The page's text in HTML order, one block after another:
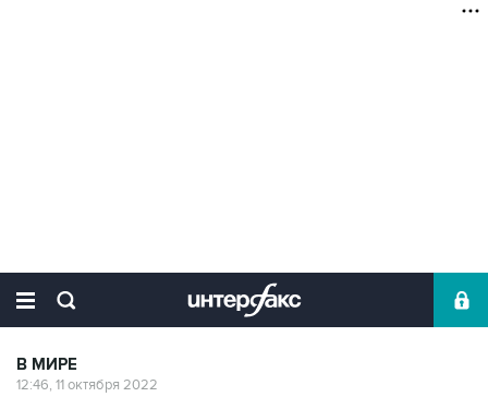
В МИРЕ
12:46, 11 октября 2022